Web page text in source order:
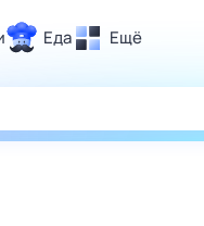
Еда Ещё
и отдых